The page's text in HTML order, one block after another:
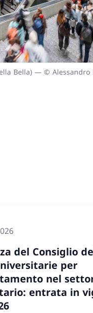
Bella) — ©
del Consiglio
per
nel
entrata in